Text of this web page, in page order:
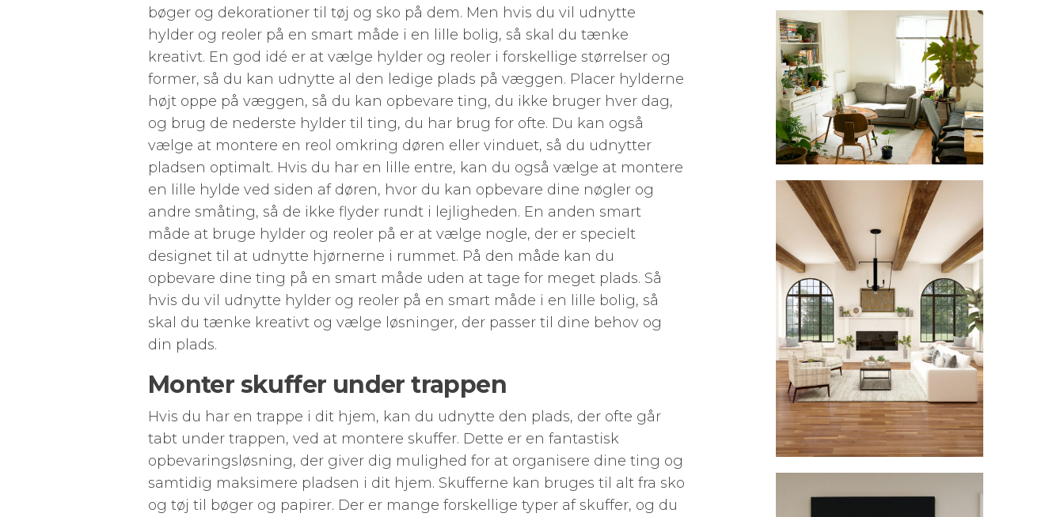
bøger og dekorationer til tøj og sko på dem. Men hvis du vil udnytte
hylder og reoler på en smart måde i en lille bolig, så skal du tænke
kreativt. En god idé er at vælge hylder og reoler i forskellige størrelser og
former, så du kan udnytte al den ledige plads på væggen. Placer hylderne
højt oppe på væggen, så du kan opbevare ting, du ikke bruger hver dag,
og brug de nederste hylder til ting, du har brug for ofte. Du kan også
vælge at montere en reol omkring døren eller vinduet, så du udnytter
pladsen optimalt. Hvis du har en lille entre, kan du også vælge at montere
en lille hylde ved siden af døren, hvor du kan opbevare dine nøgler og
andre småting, så de ikke flyder rundt i lejligheden. En anden smart
måde at bruge hylder og reoler på er at vælge nogle, der er specielt
designet til at udnytte hjørnerne i rummet. På den måde kan du
opbevare dine ting på en smart måde uden at tage for meget plads. Så
hvis du vil udnytte hylder og reoler på en smart måde i en lille bolig, så
skal du tænke kreativt og vælge løsninger, der passer til dine behov og
din plads.
Monter skuffer under trappen
Hvis du har en trappe i dit hjem, kan du udnytte den plads, der ofte går
tabt under trappen, ved at montere skuffer. Dette er en fantastisk
opbevaringsløsning, der giver dig mulighed for at organisere dine ting og
samtidig maksimere pladsen i dit hjem. Skufferne kan bruges til alt fra sko
og tøj til bøger og papirer. Der er mange forskellige typer af skuffer, og du